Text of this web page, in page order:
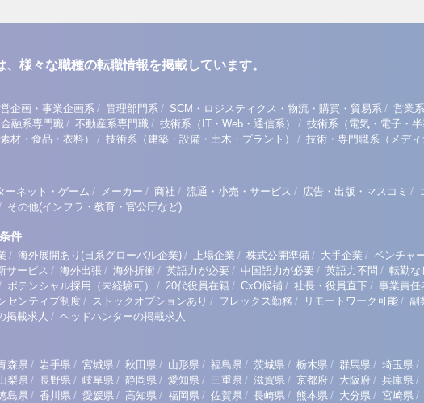
、様々な職種の転職情報を掲載しています。
企画・事業企画系 / 管理部門系 / SCM・ロジスティクス・物流・購買・貿易系 / 営業系
金融系専門職 / 不動産系専門職 / 技術系（IT・Web・通信系） / 技術系（電気・電子・半
材・食品・衣料）
/ 技術系（建築・設備・土木・プラント） / 技術・専門職系（メディ
ーネット・ゲーム / メーカー / 商社 / 流通・小売・サービス / 広告・出版・マスコミ /
その他(インフラ・教育・官公庁など)
件
/ 海外展開あり(日系グローバル企業) / 上場企業 / 株式公開準備 / 大手企業 / ベンチャ
サービス / 海外出張 / 海外折衝 / 英語力が必要 / 中国語力が必要 / 英語力不問 / 転勤な
ポテンシャル採用（未経験可） / 20代役員在籍 / CxO候補 / 社長・役員直下 / 事業責任
センティブ制度 / ストックオプションあり / フレックス勤務 / リモートワーク可能 / 副
掲載求人 / ヘッドハンターの掲載求人
森県 / 岩手県 / 宮城県 / 秋田県 / 山形県 / 福島県 / 茨城県 / 栃木県 / 群馬県 / 埼玉県 /
梨県/ 長野県 / 岐阜県 / 静岡県 / 愛知県 / 三重県 / 滋賀県 / 京都府 / 大阪府 / 兵庫県 /
島県 / 香川県 / 愛媛県 / 高知県 / 福岡県 / 佐賀県 / 長崎県 / 熊本県 / 大分県 / 宮崎県 /